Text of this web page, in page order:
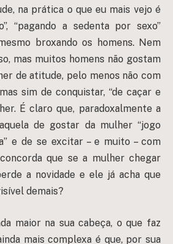
na prática o que eu mais vejo é
“pagando a sedenta por sexo”
broxando os homens. Nem
mas muitos homens não gostam
de atitude, pelo menos não com
sim de conquistar, “de caçar e
É claro que, paradoxalmente a
de gostar da mulher “jogo
e de se excitar – e muito – com
que se a mulher chegar
a novidade e ele já acha que
demais?
maior na sua cabeça, o que faz
mais complexa é que, por sua